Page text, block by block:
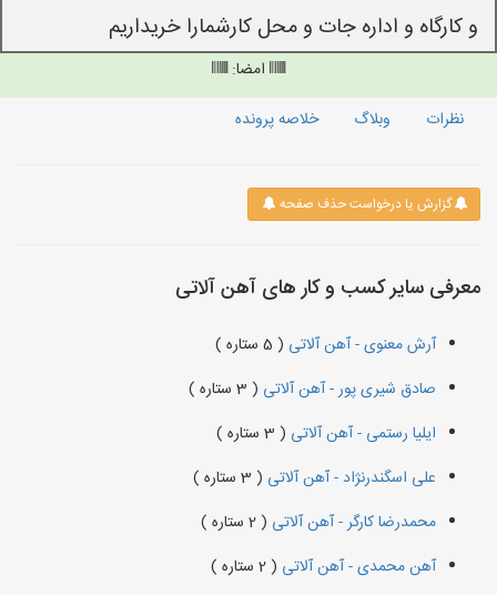
و کارگاه و اداره جات و محل کارشمارا خریداریم
امضا:
نظرات
وبلاگ خلاصه پرونده
گزارش یا درخواست حذف صفحه
معرفی سایر کسب و کار های آهن آلاتی
آرش معنوی - آهن آلاتی ( 5 ستاره )
صادق شیری پور - آهن آلاتی ( 3 ستاره )
ایلیا رستمی - آهن آلاتی ( 3 ستاره )
علی اسگندرنژاد - آهن آلاتی ( 3 ستاره )
محمدرضا کارگر - آهن آلاتی ( 2 ستاره )
آهن محمدی - آهن آلاتی ( 2 ستاره )